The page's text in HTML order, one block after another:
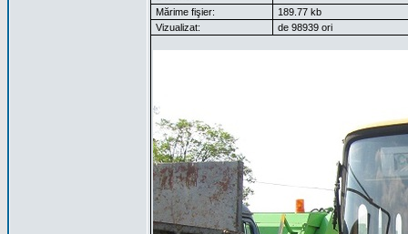
Mărime fişier:
189.77 kb
Vizualizat:
de 98939 ori